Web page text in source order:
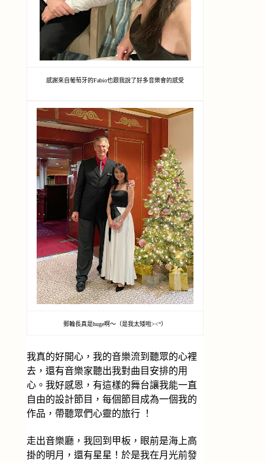
感謝來自葡萄牙的Fabio也跟我說了好多音樂會的感受
郵輪長真是huge啊～（是我太矮啦><“）
我真的好開心，我的音樂流到聽眾的心裡
去，還有音樂家聽出我對曲目安排的用
心。我好感恩，有這樣的舞台讓我能一直
自由的設計節目，每個節目成為一個我的
作品，帶聽眾們心靈的旅行 ！
走出音樂廳，我回到甲板，眼前是海上高
掛的明月，還有星星！於是我在月光前發